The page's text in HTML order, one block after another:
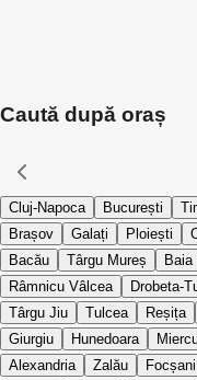
Caută după oraș
Cluj-Napoca București
Brașov
Galați Ploiești
Bacău
Târgu Mureș Baia
Râmnicu Vâlcea
Drobeta-
Târgu Jiu
Tulcea Reșița
Giurgiu
Hunedoara
Alexandria
Zalău Focșani